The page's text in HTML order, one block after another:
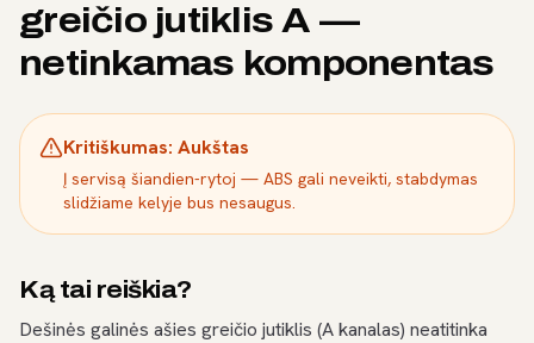
greičio jutiklis A —
netinkamas komponentas
Kritiškumas: Aukštas
Į servisą šiandien-rytoj — ABS gali neveikti, stabdymas
slidžiame kelyje bus nesaugus.
Ką tai reiškia?
Dešinės galinės ašies greičio jutiklis (A kanalas) neatitinka